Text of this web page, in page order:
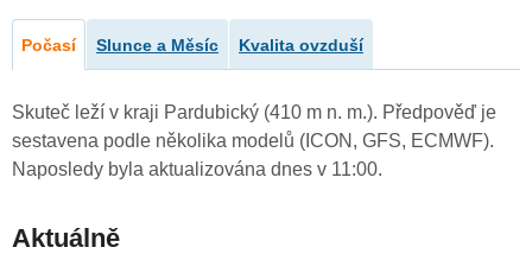
Počasí Slunce a Měsíc Kvalita ovzduší
Skuteč leží v kraji Pardubický (410 m n. m.). Předpověď je
sestavena podle několika modelů (ICON, GFS, ECMWF).
Naposledy byla aktualizována dnes v 11:00.
Aktuálně